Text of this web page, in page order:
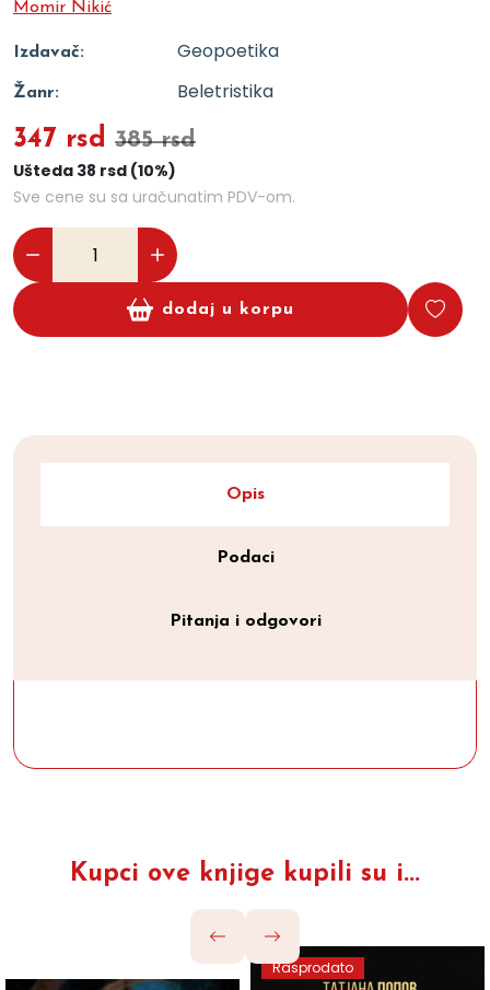
Momir Nikić
Izdavač: Geopoetika
Žanr: Beletristika
347 rsd 385 rsd
Ušteda 38 rsd (10%)
Sve cene su sa uračunatim PDV-om.
dodaj u korpu
Opis
Podaci
Pitanja i odgovori
Kupci ove knjige kupili su i...
Rasprodato